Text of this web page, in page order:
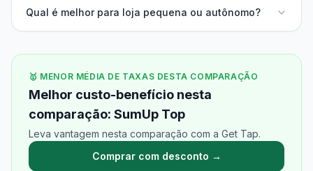
Qual é melhor para loja pequena ou autônomo?
🥇 MENOR MÉDIA DE TAXAS DESTA COMPARAÇÃO
Melhor custo-benefício nesta
comparação: SumUp Top
Leva vantagem nesta comparação com a Get Tap.
Comprar com desconto →